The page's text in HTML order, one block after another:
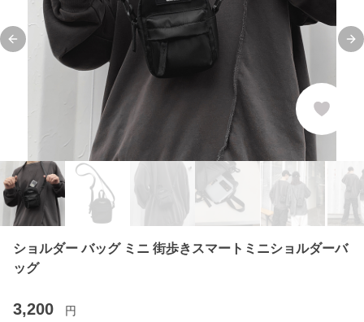
Previous slide
ショルダー バッグ ミニ 街歩きスマートミニショルダーバ
ッグ
3,200 円